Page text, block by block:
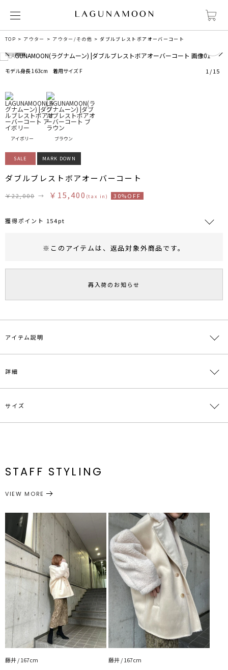
TOP アウター アウター/その他 ダブルブレストボアオーバーコート
モデル身長 163cm 着用サイズ F 1 /15
アイボリー ブラウン
SALE MARK DOWN
ダブルブレストボアオーバーコート
￥22,000 → ￥15,400 (tax in) 30%OFF
獲得ポイント 154pt
旧 MS PASSPORTポイント
154ポイント獲得
ポイントについて
※このアイテムは、 返品対象外商品です。
再入荷のお知らせ
アイテム説明
■□2021 WINTER OUTERLOOK掲載アイテム□■
■デザインポイント
ボアの素材感にこだわり女性らしく見える細かく柔らかなタッチのボ
ます。
・ミディ丈スカートやワンピースに羽織るのが今年らしくてGOOD
透け感：なし
生地の厚さ：厚手
洗濯：×
伸縮性：なし
ポケット：あり
ジップ：なし
---------------------------------------------------
▼スタイリングおすすめITEM▼
トップス一覧はこちら
ボトムス一覧はこちら
シューズ一覧はこちら
アクセサリー一覧はこちら
バック一覧はこちら
詳細
素材
アウター アウター/その他
サイズ
付属：予備ボタン1個
STAFF STYLING
VIEW MORE
藤井 / 167cm 藤井 / 167cm